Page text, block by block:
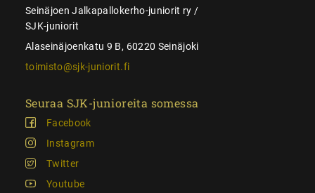
Seinäjoen Jalkapallokerho-juniorit ry /
SJK-juniorit
Alaseinäjoenkatu 9 B, 60220 Seinäjoki
toimisto@sjk-juniorit.fi
Seuraa SJK-junioreita somessa
Facebook
Instagram
Twitter
Youtube